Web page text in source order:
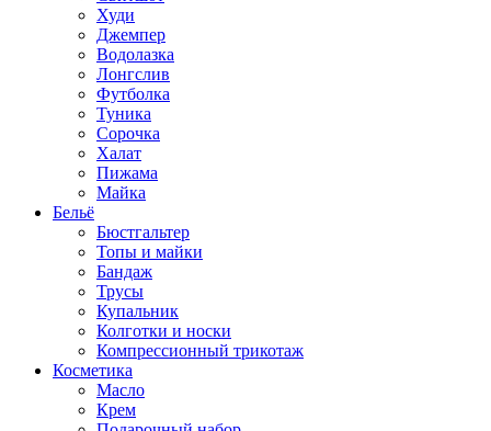
Худи
Джемпер
Водолазка
Лонгслив
Футболка
Туника
Сорочка
Халат
Пижама
Майка
Бельё
Бюстгальтер
Топы и майки
Бандаж
Трусы
Купальник
Колготки и носки
Компрессионный трикотаж
Косметика
Масло
Крем